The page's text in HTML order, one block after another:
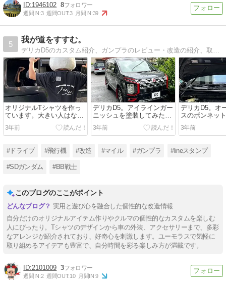
1946102 8
週間IN:3 週間OUT:3 月間IN:39
5
我が道をすすむ。
デリカD5のカスタム紹介、ガンプラのレビュー・改造の紹介、取り寄せグルメ・スイーツも載せてます。
オリジナルTシャツを作っ
ています。大きい人はなか
なか無いんです。
3年前
デリカD5。アイラインガー
ニッシュを塗装してみた。
より歌舞伎に。
3年前
デリカD5。オ
スのボンネッ
付けてみた。
3年前
#ドライブ #飛行機 #改造 #マイル #ガンプラ #lineスタンプ
#SDガンダム #BB戦士
このブログのここがポイント
実用と遊び心を融合した個性的な改造情報
自分だけのオリジナルアイテム作りやクルマの個性的なカスタムを楽しむ
人にぴったり。Tシャツのデザインから車の外装、アクセサリーまで、多彩
なアレンジが紹介されており、好奇心を刺激します。ユーモラスで気軽に
取り組めるアイデアも豊富で、自分時間を彩る楽しみ方が満載です。
2101009 3
週間IN:2 週間OUT:10 月間IN:9